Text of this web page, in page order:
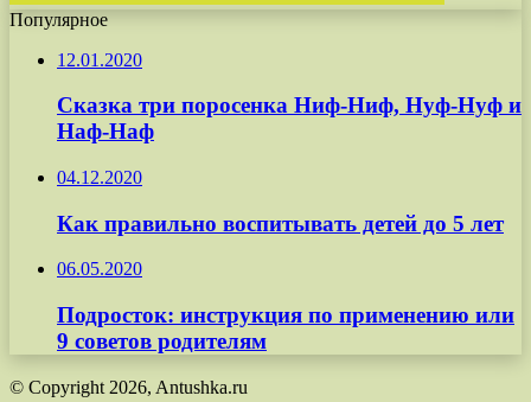
Популярное
12.01.2020
Сказка три поросенка Ниф-Ниф, Нуф-Нуф и
Наф-Наф
04.12.2020
Как правильно воспитывать детей до 5 лет
06.05.2020
Подросток: инструкция по применению или
9 советов родителям
© Copyright 2026, Antushka.ru